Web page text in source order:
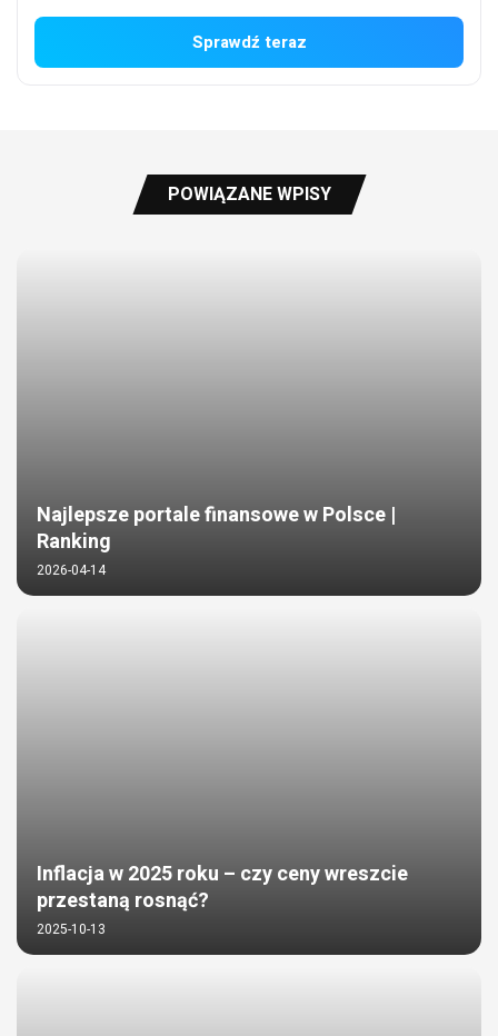
Sprawdź teraz
POWIĄZANE WPISY
Najlepsze portale finansowe w Polsce |
Ranking
2026-04-14
Inflacja w 2025 roku – czy ceny wreszcie
przestaną rosnąć?
2025-10-13